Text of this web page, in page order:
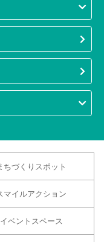
ちづくりスポット
マイルアクション
イベントスペース